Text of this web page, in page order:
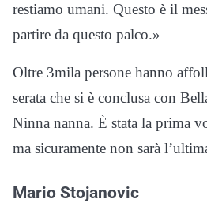
restiamo umani. Questo è il
partire da questo palco.»
Oltre 3mila persone hanno
serata che si è conclusa con
Ninna nanna. È stata la prima
ma sicuramente non sarà
Mario Stojanovic